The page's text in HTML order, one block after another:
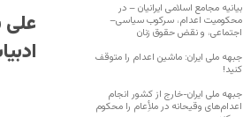
علی
ادبیات
بیانیه مجامع اسلامی ایرانیان – در
محکومیت اعدام، سرکوب سیاسی–
اجتماعی، و نقض حقوق زنان
جبهه ملی ایران: ماشین اعدام را متوقف
کنید!
جبهه ملی ایران-خارج از کشور انجام
اعدام‌های وقیحانه در ملأِعام را محکوم